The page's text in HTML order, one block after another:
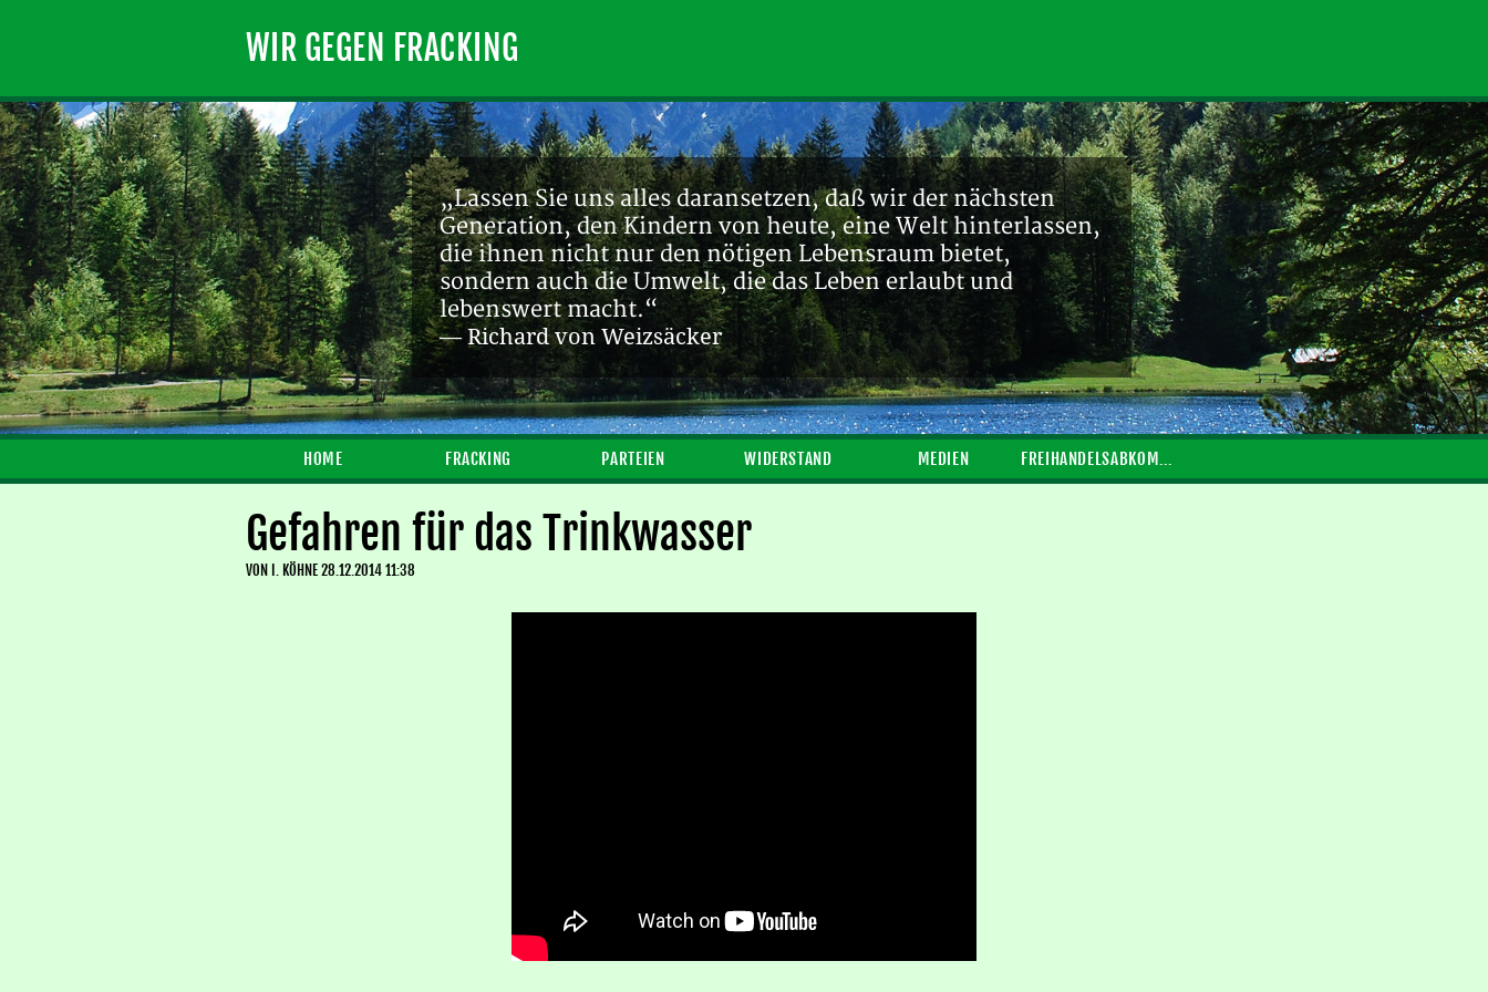
WIR GEGEN FRACKING
„Lassen Sie uns alles daransetzen, daß wir der nächsten
Generation, den Kindern von heute, eine Welt hinterlassen,
die ihnen nicht nur den nötigen Lebensraum bietet,
sondern auch die Umwelt, die das Leben erlaubt und
lebenswert macht.“
— Richard von Weizsäcker
HOME FRACKING PARTEIEN WIDERSTAND MEDIEN FREIHANDELSABKOMMEN
Gefahren für das Trinkwasser
VON I. KÖHNE28.12.2014 11:38